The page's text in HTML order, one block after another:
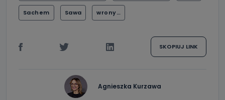
Sachem Sawa wrony…
SKOPIUJ LINK
Agnieszka Kurzawa